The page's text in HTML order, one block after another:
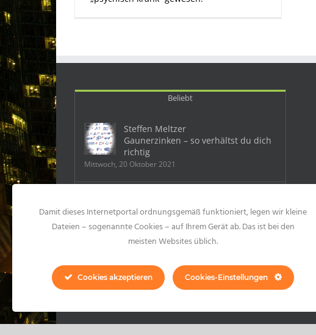
Beliebt
Steffen Meltzer
Gaunerzinken – so verhältst du dich
richtig
Mittwoch, 20 Oktober 2021
dem Chef 500 000 Euro
Samstag, 23 Mai 2015
konkrete Mobbinghandlungen
Montag, 20 Juli 2020
Damit dieses Internetportal ordnungsgemäß funktioniert, legen wir kleine
Dateien – sogenannte Cookies – auf Ihrem Gerät ab. Das ist bei den
meisten Websites üblich.
Cookies akzeptieren Cookies-Einstellungen